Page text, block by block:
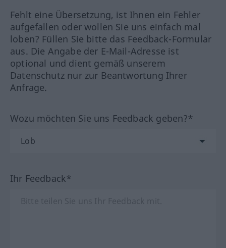
Fehlt eine Übersetzung, ist Ihnen ein Fehler
aufgefallen oder wollen Sie uns einfach mal
loben? Füllen Sie bitte das Feedback-Formular
aus. Die Angabe der E-Mail-Adresse ist
optional und dient gemäß unserem
Datenschutz nur zur Beantwortung Ihrer
Anfrage.
Wozu möchten Sie uns Feedback geben?*
Ihr Feedback*